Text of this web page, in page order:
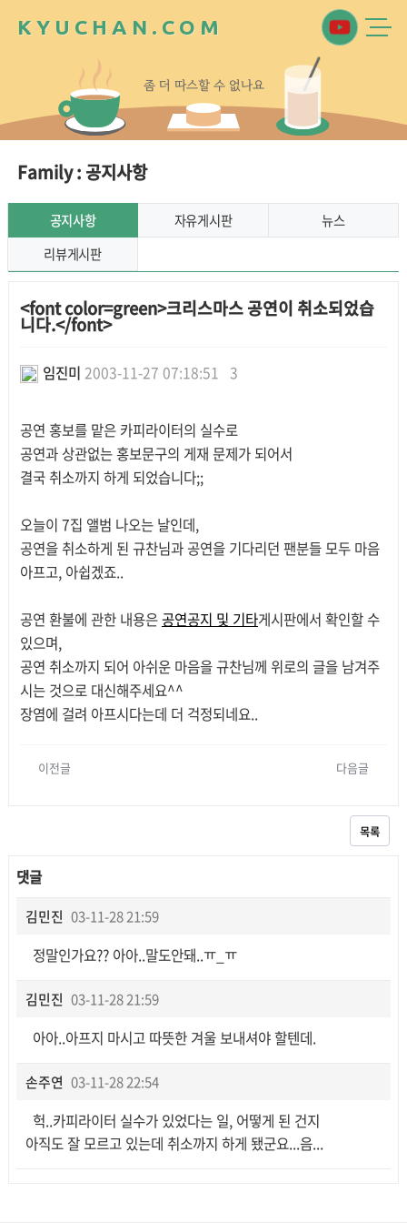
K Y U C H A N . C O M
좀 더 따스할 수 없나요
Family : 공지사항
공지사항 자유게시판
뉴스
리뷰게시판
<font color=green>크리스마스 공연이 취소되었습
니다.</font>
임진미 2003-11-27 07:18:51 3
공연 홍보를 맡은 카피라이터의 실수로
공연과 상관없는 홍보문구의 게재 문제가 되어서
결국 취소까지 하게 되었습니다;;
오늘이 7집 앨범 나오는 날인데,
공연을 취소하게 된 규찬님과 공연을 기다리던 팬분들 모두 마음
아프고, 아쉽겠죠..
공연 환불에 관한 내용은공연공지 및 기타게시판에서 확인할 수
있으며,
공연 취소까지 되어 아쉬운 마음을 규찬님께 위로의 글을 남겨주
시는 것으로 대신해주세요^^
장염에 걸려 아프시다는데 더 걱정되네요..
이전글 다음글
목록
댓글
김민진 03-11-28 21:59
정말인가요?? 아아..말도안돼..ㅠ_ㅠ
김민진 03-11-28 21:59
아아..아프지 마시고 따뜻한 겨울 보내셔야 할텐데.
손주연 03-11-28 22:54
헉..카피라이터 실수가 있었다는 일, 어떻게 된 건지
아직도 잘 모르고 있는데 취소까지 하게 됐군요...음...